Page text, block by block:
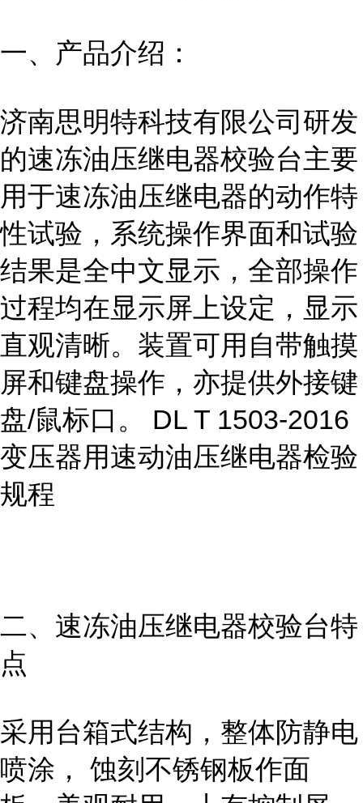
一、产品介绍：
济南思明特科技有限公司研发
的速冻油压继电器校验台主要
用于速冻油压继电器的动作特
性试验，系统操作界面和试验
结果是全中文显示，全部操作
过程均在显示屏上设定，显示
直观清晰。装置可用自带触摸
屏和键盘操作，亦提供外接键
盘/鼠标口。 DL T 1503-2016
变压器用速动油压继电器检验
规程
二、速冻油压继电器校验台特
点
采用台箱式结构，整体防静电
喷涂， 蚀刻不锈钢板作面